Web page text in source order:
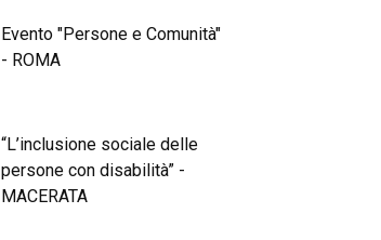
Evento "Persone e Comunità"
- ROMA
“L’inclusione sociale delle
persone con disabilità” -
MACERATA